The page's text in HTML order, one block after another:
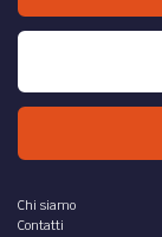
Chi siamo
Contatti